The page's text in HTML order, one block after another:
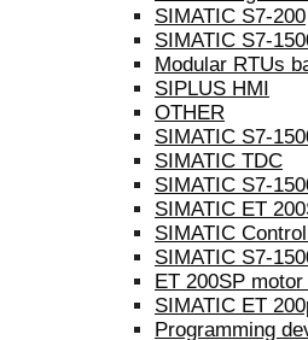
SIMATIC S7-200
SIMATIC S7-
Modular RTUs
SIPLUS HMI
OTHER
SIMATIC S7-
SIMATIC TDC
SIMATIC S7-
SIMATIC ET
SIMATIC
SIMATIC S7-
ET 200SP
SIMATIC ET
Programming